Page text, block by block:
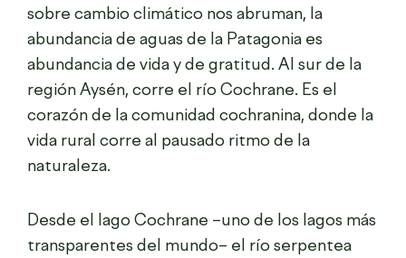
sobre cambio climático nos abruman, la
abundancia de aguas de la Patagonia es
abundancia de vida y de gratitud. Al sur de la
región Aysén, corre el río Cochrane. Es el
corazón de la comunidad cochranina, donde la
vida rural corre al pausado ritmo de la
naturaleza.
Desde el lago Cochrane –uno de los lagos más
transparentes del mundo– el río serpentea